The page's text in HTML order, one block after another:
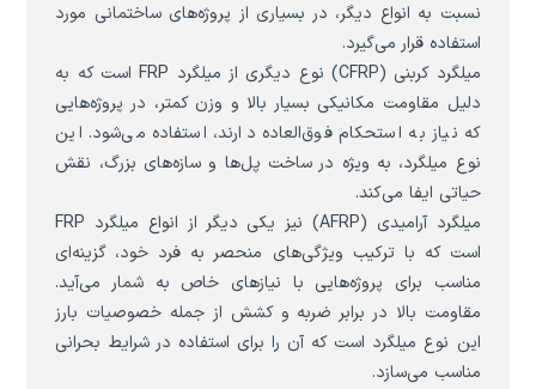
نسبت به انواع دیگر، در بسیاری از پروژه‌های ساختمانی مورد
استفاده قرار می‌گیرد.
میلگرد کربنی (CFRP) نوع دیگری از میلگرد FRP است که به
دلیل مقاومت مکانیکی بسیار بالا و وزن کمتر، در پروژه‌هایی
که نیاز به استحکام فوق‌العاده دارند، استفاده می‌شود. این
نوع میلگرد، به ویژه در ساخت پل‌ها و سازه‌های بزرگ، نقش
حیاتی ایفا می‌کند.
میلگرد آرامیدی (AFRP) نیز یکی دیگر از انواع میلگرد FRP
است که با ترکیب ویژگی‌های منحصر به فرد خود، گزینه‌ای
مناسب برای پروژه‌هایی با نیازهای خاص به شمار می‌آید.
مقاومت بالا در برابر ضربه و کشش از جمله خصوصیات بارز
این نوع میلگرد است که آن را برای استفاده در شرایط بحرانی
مناسب می‌سازد.